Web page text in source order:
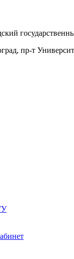
пр-т